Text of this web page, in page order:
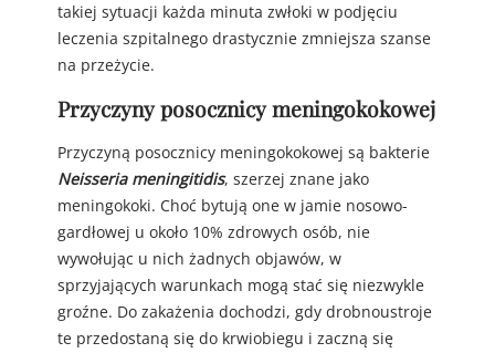
takiej sytuacji każda minuta zwłoki w podjęciu
leczenia szpitalnego drastycznie zmniejsza szanse
na przeżycie.
Przyczyny posocznicy meningokokowej
Przyczyną posocznicy meningokokowej są bakterie
Neisseria meningitidis, szerzej znane jako
meningokoki. Choć bytują one w jamie nosowo-
gardłowej u około 10% zdrowych osób, nie
wywołując u nich żadnych objawów, w
sprzyjających warunkach mogą stać się niezwykle
groźne. Do zakażenia dochodzi, gdy drobnoustroje
te przedostaną się do krwiobiegu i zaczną się